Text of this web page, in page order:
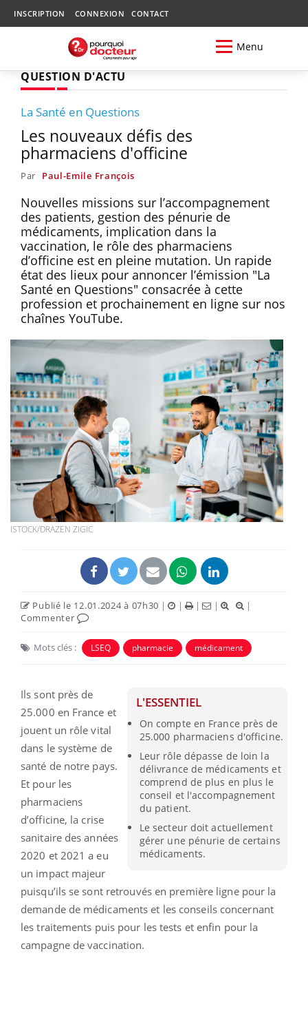
INSCRIPTION CONNEXION CONTACT
Menu
QUESTION D'ACTU
La Santé en Questions
Les nouveaux défis des
pharmaciens d'officine
Par Paul-Emile François
Nouvelles missions sur l’accompagnement
des patients, gestion des pénurie de
médicaments, implication dans la
vaccination, le rôle des pharmaciens
d’officine est en pleine mutation. Un rapide
état des lieux pour annoncer l’émission "La
Santé en Questions" consacrée à cette
profession et prochainement en ligne sur nos
chaînes YouTube.
ISTOCK/DRAZEN ZIGIC
Publié le 12.01.2024 à 07h30 | | | |
|
Commenter
Mots clés : LSEQ pharmacie médicament
L'ESSENTIEL
On compte en France près de
25.000 pharmaciens d'officine.
Leur rôle dépasse de loin la
délivrance de médicaments et
comprend de plus en plus le
conseil et l'accompagnement
du patient.
Le secteur doit actuellement
gérer une pénurie de certains
médicaments.
Ils sont près de
25.000 en France et
jouent un rôle vital
dans le système de
santé de notre pays.
Et pour les
pharmaciens
d’officine, la crise
sanitaire des années
2020 et 2021 a eu
un impact majeur
puisqu’ils se sont retrouvés en première ligne pour la
demande de médicaments et les conseils concernant
les traitements puis pour les tests et enfin pour la
campagne de vaccination.